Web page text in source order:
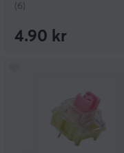
(6)
4.90 kr